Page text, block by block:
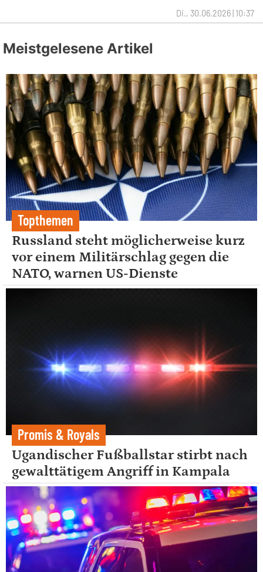
Di., 30.06.2026 | 10:37
Meistgelesene Artikel
Topthemen
Russland steht möglicherweise kurz
vor einem Militärschlag gegen die
NATO, warnen US-Dienste
Promis & Royals
Ugandischer Fußballstar stirbt nach
gewalttätigem Angriff in Kampala